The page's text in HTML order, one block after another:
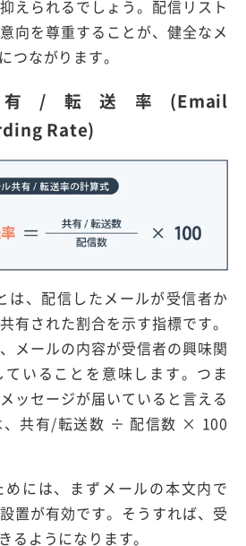
えられるでしょう。配信リスト
向を尊重することが、健全なメ
つながります。
/転送率(Email
Rate)
は、配信したメールが受信者か
有された割合を示す指標です。
メールの内容が受信者の興味関
いることを意味します。つま
ッセージが届いていると言える
、共有/転送数 ÷ 配信数 × 100
には、まずメールの本文内で
置が有効です。そうすれば、受
るようになります。